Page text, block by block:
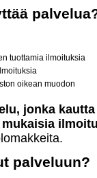
tuottamia ilmoituksia
oikean muodon
jonka
mukaisia
palveluun?